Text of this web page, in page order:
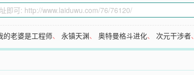
的老婆是工程师、永镇天渊、奥特曼格斗进化、次元干涉者、